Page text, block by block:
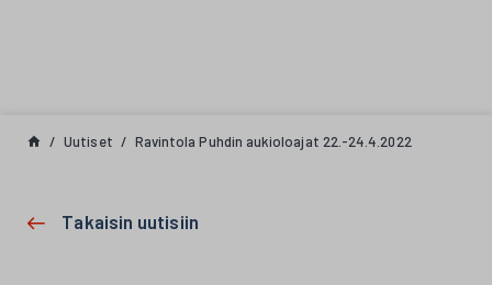
Uutiset Ravintola Puhdin aukioloajat 22.-24.4.2022
Takaisin uutisiin